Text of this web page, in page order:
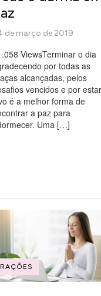
ViewsTerminar o dia
por todas as
alcançadas, pelos
vencidos e por estar
é a melhor forma de
a paz para
Uma […]